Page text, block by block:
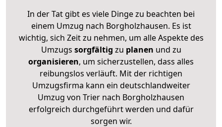
In der Tat gibt es viele Dinge zu beachten bei
einem Umzug nach Borgholzhausen. Es ist
wichtig, sich Zeit zu nehmen, um alle Aspekte des
Umzugs sorgfältig zu planen und zu
organisieren, um sicherzustellen, dass alles
reibungslos verläuft. Mit der richtigen
Umzugsfirma kann ein deutschlandweiter
Umzug von Trier nach Borgholzhausen
erfolgreich durchgeführt werden und dafür
sorgen wir.